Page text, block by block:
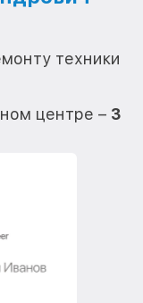
техники
центре – 3